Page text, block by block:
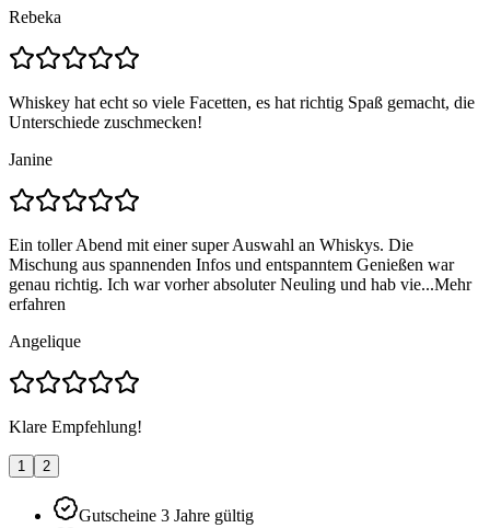
Rebeka
Whiskey hat echt so viele Facetten, es hat richtig Spaß gemacht, die
Unterschiede zuschmecken!
Janine
Ein toller Abend mit einer super Auswahl an Whiskys. Die
Mischung aus spannenden Infos und entspanntem Genießen war
genau richtig. Ich war vorher absoluter Neuling und hab vie...Mehr
erfahren
Angelique
Klare Empfehlung!
1 2
Gutscheine 3 Jahre gültig